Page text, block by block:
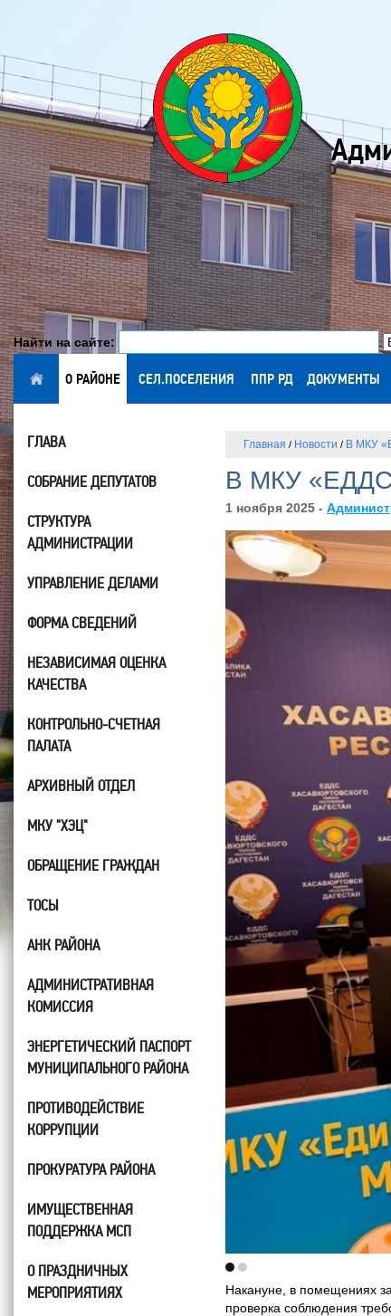
Найти на сайте:
ГЛАВНАЯ О РАЙОНЕ СЕЛ.ПОСЕЛЕНИЯ ППР РД ДОКУМЕНТЫ
Главная / Новости / В МКУ
В МКУ
1 ноября 2025 -
Накануне, в помещениях
проверка соблюдения
ГЛАВА
СОБРАНИЕ ДЕПУТАТОВ
СТРУКТУРА
АДМИНИСТРАЦИИ
УПРАВЛЕНИЕ ДЕЛАМИ
ФОРМА СВЕДЕНИЙ
НЕЗАВИСИМАЯ ОЦЕНКА
КАЧЕСТВА
КОНТРОЛЬНО-СЧЕТНАЯ
ПАЛАТА
АРХИВНЫЙ ОТДЕЛ
МКУ "ХЭЦ"
ОБРАЩЕНИЕ ГРАЖДАН
ТОСЫ
АНК РАЙОНА
АДМИНИСТРАТИВНАЯ
КОМИССИЯ
ЭНЕРГЕТИЧЕСКИЙ ПАСПОРТ
МУНИЦИПАЛЬНОГО РАЙОНА
ПРОТИВОДЕЙСТВИЕ
КОРРУПЦИИ
ПРОКУРАТУРА РАЙОНА
ИМУЩЕСТВЕННАЯ
ПОДДЕРЖКА МСП
О ПРАЗДНИЧНЫХ
МЕРОПРИЯТИЯХ